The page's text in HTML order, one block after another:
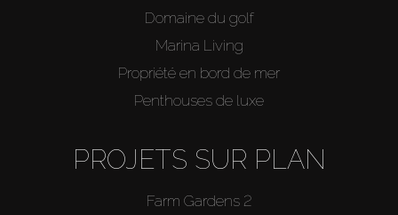
Domaine du golf
Marina Living
Propriété en bord de mer
Penthouses de luxe
PROJETS SUR PLAN
Farm Gardens 2